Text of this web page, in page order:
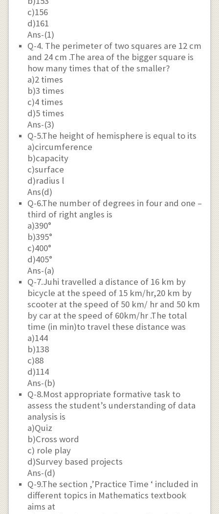
c)156
d)161
Ans-(1)
Q-4. The perimeter of two squares are 12 cm
and 24 cm .The area of the bigger square is
how many times that of the smaller?
a)2 times
b)3 times
c)4 times
d)5 times
Ans-(3)
Q-5.The height of hemisphere is equal to its
a)circumference
b)capacity
c)surface
d)radius l
Ans(d)
Q-6.The number of degrees in four and one –
third of right angles is
a)390°
b)395°
c)400°
d)405°
Ans-(a)
Q-7.Juhi travelled a distance of 16 km by
bicycle at the speed of 15 km/hr,20 km by
scooter at the speed of 50 km/ hr and 50 km
by car at the speed of 60km/hr .The total
time (in min)to travel these distance was
a)144
b)138
c)88
d)114
Ans-(b)
Q-8.Most appropriate formative task to
assess the student’s understanding of data
analysis is
a)Quiz
b)Cross word
c) role play
d)Survey based projects
Ans-(d)
Q-9.The section ,’Practice Time ‘ included in
different topics in Mathematics textbook
aims at